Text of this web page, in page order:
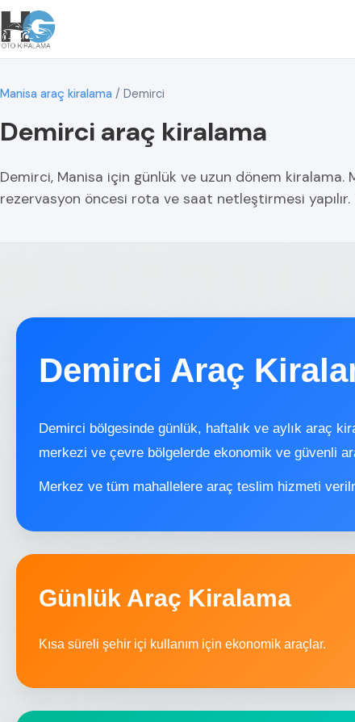
Manisa araç kiralama / Demirci
Demirci araç kiralama
Demirci, Manisa için günlük ve uzun dönem kiralama.
rezervasyon öncesi rota ve saat netleştirmesi
Demirci Araç
Demirci bölgesinde günlük, haftalık ve aylık araç
merkezi ve çevre bölgelerde ekonomik ve güvenli
Merkez ve tüm mahallelere araç teslim hizmeti
Günlük Araç Kiralama
Kısa süreli şehir içi kullanım için ekonomik araçlar.